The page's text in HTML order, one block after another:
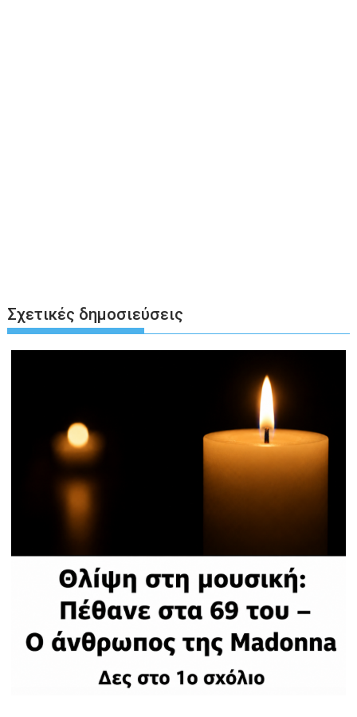
Σχετικές δημοσιεύσεις